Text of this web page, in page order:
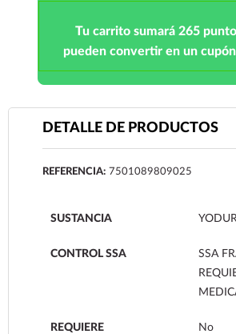
Tu carrito sumará 265
pueden convertir en un
DETALLE DE PRODUCTOS
REFERENCIA: 7501089809025
SUSTANCIA
CONTROL SSA
SSA
REQUIERE
No